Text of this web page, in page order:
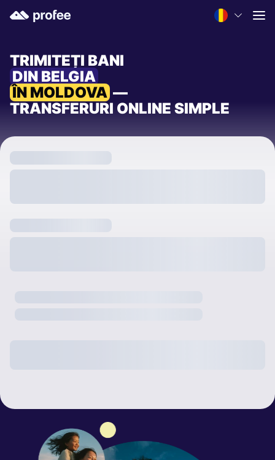
TRIMITEȚI BANI
DIN BELGIA
ÎN MOLDOVA —
TRANSFERURI ONLINE SIMPLE